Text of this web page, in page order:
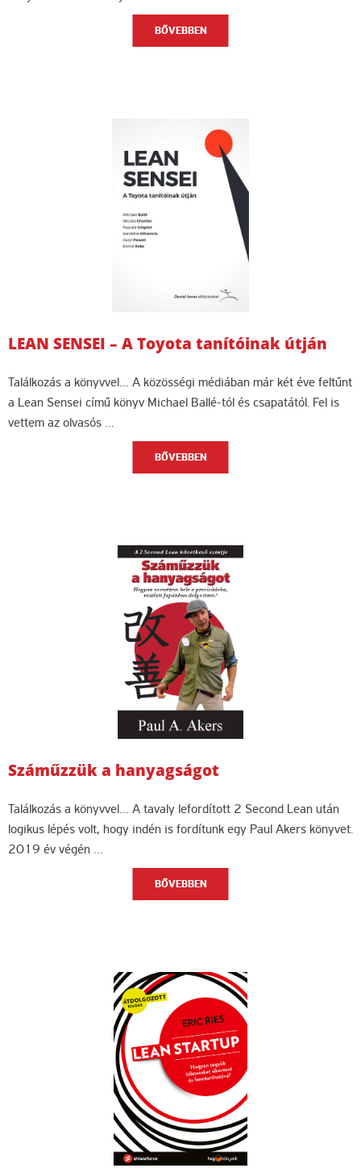
BŐVEBBEN
LEAN SENSEI – A Toyota tanítóinak útján
Találkozás a könyvvel… A közösségi médiában már két éve feltűnt
a Lean Sensei című könyv Michael Ballé-tól és csapatától. Fel is
vettem az olvasós …
BŐVEBBEN
Száműzzük a hanyagságot
Találkozás a könyvvel… A tavaly lefordított 2 Second Lean után
logikus lépés volt, hogy indén is fordítunk egy Paul Akers könyvet.
2019 év végén …
BŐVEBBEN